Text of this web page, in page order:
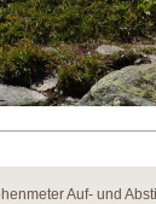
Auf- und